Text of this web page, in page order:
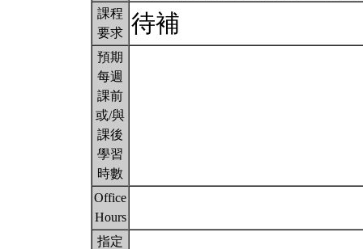
課程
要求 待補
預期
每週
課前
或/與
課後
學習
時數
Office
Hours
指定